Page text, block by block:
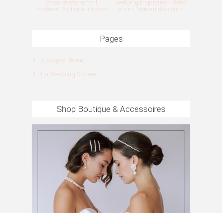
Pages
A propos de moi
La Wedding Sphère
Shop Boutique & Accessoires